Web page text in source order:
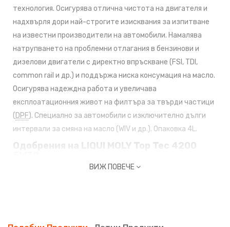
технология. Осигурява отлична чистота на двигателя и
надхвърля дори най-строгите изисквания за изпитване
на известни производители на автомобили. Намалява
натрупването на проблемни отлагания в бензинови и
дизелови двигатели с директно впръскване (FSI, TDI,
common rail и др.) и поддържа ниска консумация на масло.
Осигурява надеждна работа и увеличава
експлоатационния живот на филтъра за твърди частици
(DPF). Специално за автомобили с изключително дълги
интервали за смяна на масло (WIV и др.). Опаковка 4L.
Одобрения на LIQUI MOLY Top Tec 4200
ВИЖ ПОВЕЧЕ